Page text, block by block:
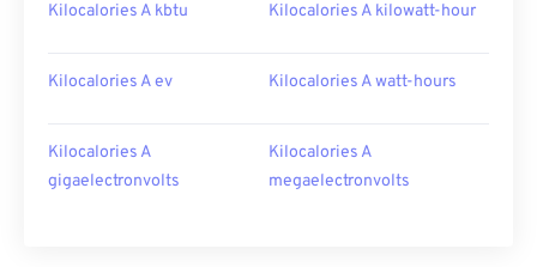
Kilocalories A kbtu Kilocalories A kilowatt-hour
Kilocalories A ev Kilocalories A watt-hours
Kilocalories A
gigaelectronvolts
Kilocalories A
megaelectronvolts